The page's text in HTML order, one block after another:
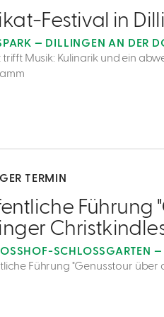
Festival in
— DILLINGEN AN DER
trifft Musik: Kulinarik und ein
TERMIN
Führung
SCHLOSSGARTEN —
Führung "Genusstour über